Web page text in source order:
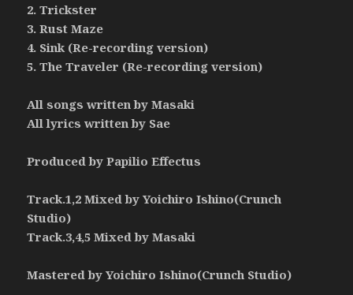
2. Trickster
3. Rust Maze
4. Sink (Re-recording version)
5. The Traveler (Re-recording version)
All songs written by Masaki
All lyrics written by Sae
Produced by Papilio Effectus
Track.1,2 Mixed by Yoichiro Ishino(Crunch
Studio)
Track.3,4,5 Mixed by Masaki
Mastered by Yoichiro Ishino(Crunch Studio)